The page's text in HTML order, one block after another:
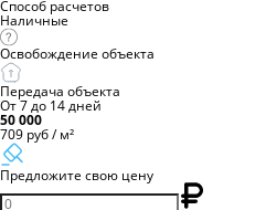
Способ расчетов
Наличные
Освобождение объекта
Передача объекта
От 7 до 14 дней
50 000
709 руб / м²
Предложите свою цену